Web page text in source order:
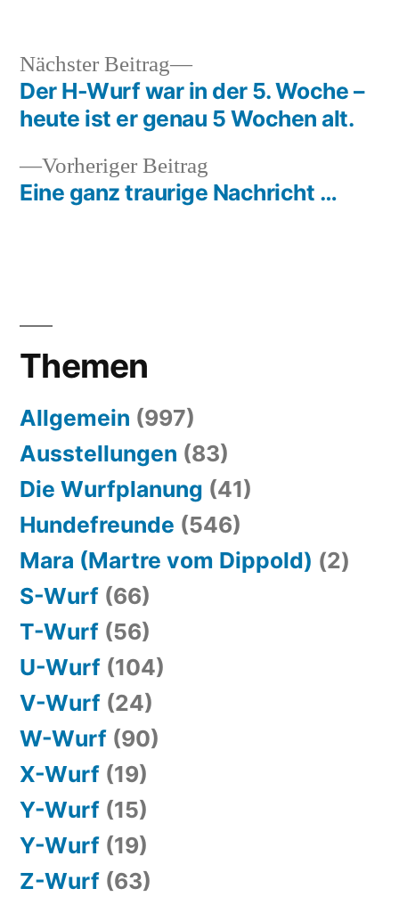
Beitragsnavigation
Vorheriger Beitrag
Beitrag:
Eine ganz traurige Nachricht …
Nächster Beitrag
Nächster
Beitrag:
Der H-Wurf war in der 5. Woche –
heute ist er genau 5 Wochen alt.
Themen
Allgemein (997)
Ausstellungen (83)
Die Wurfplanung (41)
Hundefreunde (546)
Mara (Martre vom Dippold) (2)
S-Wurf (66)
T-Wurf (56)
U-Wurf (104)
V-Wurf (24)
W-Wurf (90)
X-Wurf (19)
Y-Wurf (15)
Y-Wurf (19)
Z-Wurf (63)